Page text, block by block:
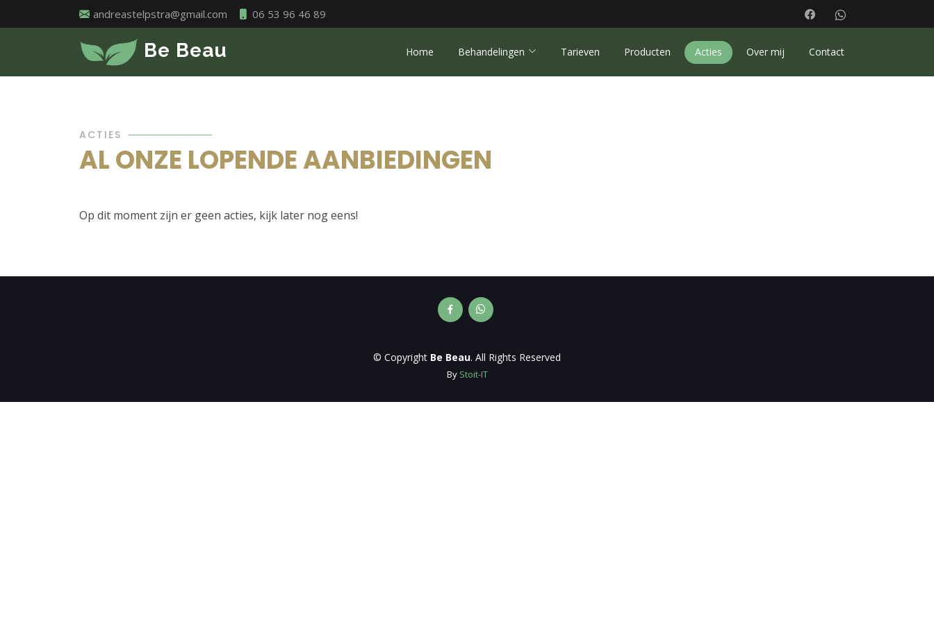
andreastelpstra@gmail.com 06 53 96 46 89
Be Beau Home Behandelingen Tarieven Producten Acties Over mij Contact
ACTIES
AL ONZE LOPENDE AANBIEDINGEN
Op dit moment zijn er geen acties, kijk later nog eens!
© Copyright Be Beau. All Rights Reserved
By Stoit-IT